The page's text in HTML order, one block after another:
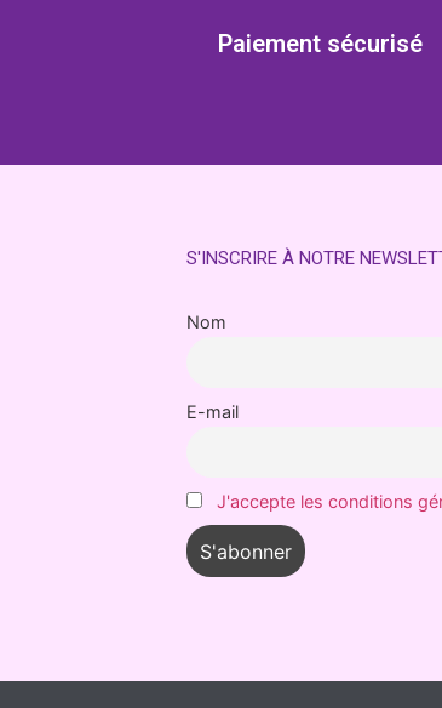
Paiement sécurisé
S'INSCRIRE À NOTRE
Nom
E-mail
J'accepte les conditions